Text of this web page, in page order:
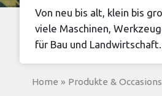
Von neu bis alt, klein bis
viele Maschinen,
für Bau und Landwirtschaft.
Home » Produkte & Occasions